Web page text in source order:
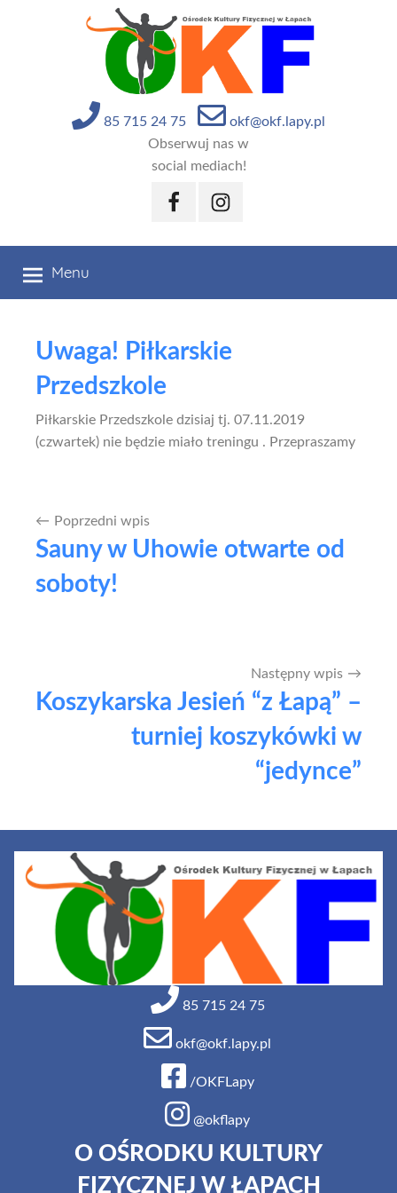
85 715 24 75
okf@okf.lapy.pl
Obserwuj nas w
social mediach!
FacebookInstagram
Menu
Uwaga! Piłkarskie
Przedszkole
Piłkarskie Przedszkole dzisiaj tj. 07.11.2019
(czwartek) nie będzie miało treningu . Przepraszamy
Nawigacja
wpisu
Poprzedni wpis
Sauny w Uhowie otwarte od
soboty!
Następny wpis
Koszykarska Jesień “z Łapą” –
turniej koszykówki w
“jedynce”
85 715 24 75
okf@okf.lapy.pl
/OKFLapy
@okflapy
O OŚRODKU KULTURY
FIZYCZNEJ W ŁAPACH